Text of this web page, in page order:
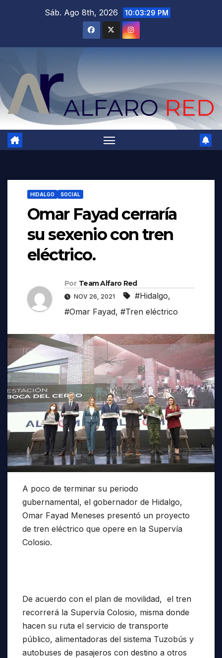
Sáb. Ago 8th, 2026 10:03:31 PM
HIDALGO SOCIAL
Omar Fayad cerraría
su sexenio con tren
eléctrico.
Por Team Alfaro Red
NOV 26, 2021 #Hidalgo,
#Omar Fayad, #Tren eléctrico
A poco de terminar su periodo
gubernamental, el gobernador de Hidalgo,
Omar Fayad Meneses presentó un proyecto
de tren eléctrico que opere en la Supervía
Colosio.
De acuerdo con el plan de movilidad, el tren
recorrerá la Supervía Colosio, misma donde
hacen su ruta el servicio de transporte
público, alimentadoras del sistema Tuzobús y
autobuses de pasajeros con destino a otros